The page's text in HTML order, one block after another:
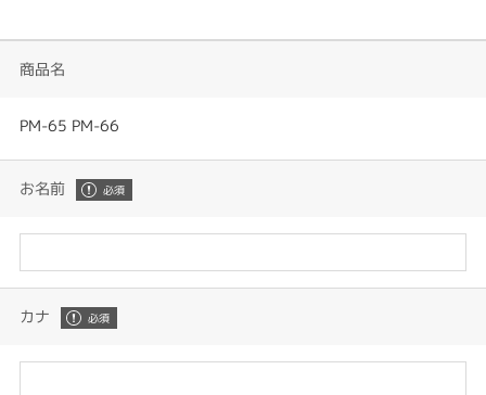
商品名
PM-65 PM-66
お名前
カナ